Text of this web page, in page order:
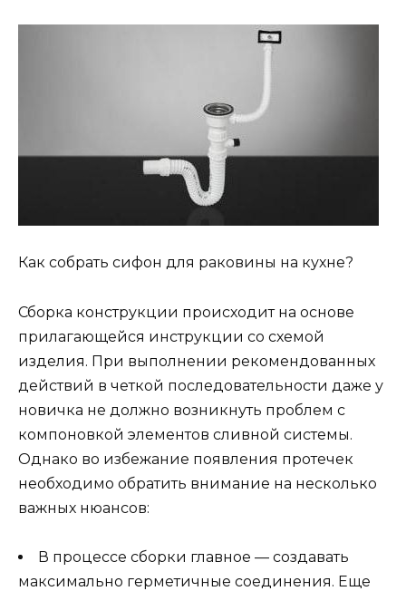
Как собрать сифон для раковины на кухне?
Сборка конструкции происходит на основе
прилагающейся инструкции со схемой
изделия. При выполнении рекомендованных
действий в четкой последовательности даже у
новичка не должно возникнуть проблем с
компоновкой элементов сливной системы.
Однако во избежание появления протечек
необходимо обратить внимание на несколько
важных нюансов:
В процессе сборки главное — создавать
максимально герметичные соединения. Еще